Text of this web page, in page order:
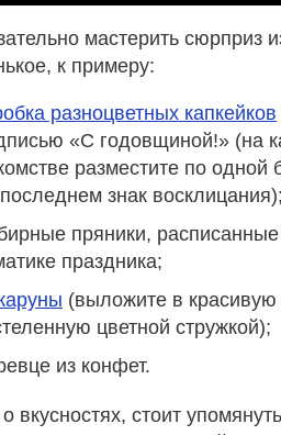
мастерить сюрприз
к примеру:
разноцветных капкейков
«С годовщиной!» (на
разместите по одной
знак
пряники,
праздника;
(выложите в красивую
цветной стружкой);
из конфет.
вкусностях, стоит